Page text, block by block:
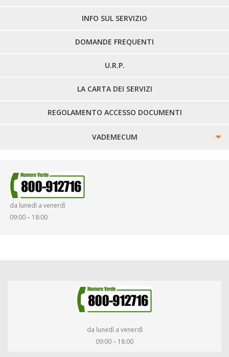
LINEE EXTRAURBANE
INFO SUL SERVIZIO
DOMANDE FREQUENTI
U.R.P.
LA CARTA DEI SERVIZI
REGOLAMENTO ACCESSO DOCUMENTI
VADEMECUM
SMARRIMENTO OGGETTI
da lunedì a venerdì
09:00 – 18:00
da lunedì a venerdì
09:00 – 18:00